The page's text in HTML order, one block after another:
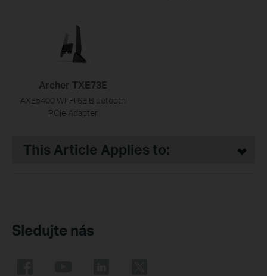
Archer TXE73E
AXE5400 Wi-Fi 6E Bluetooth
PCIe Adapter
This Article Applies to:
Sledujte nás